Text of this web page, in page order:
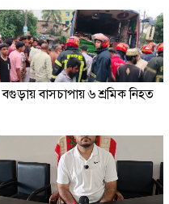
বগুড়ায় বাসচাপায় ৬ শ্রমিক নিহত